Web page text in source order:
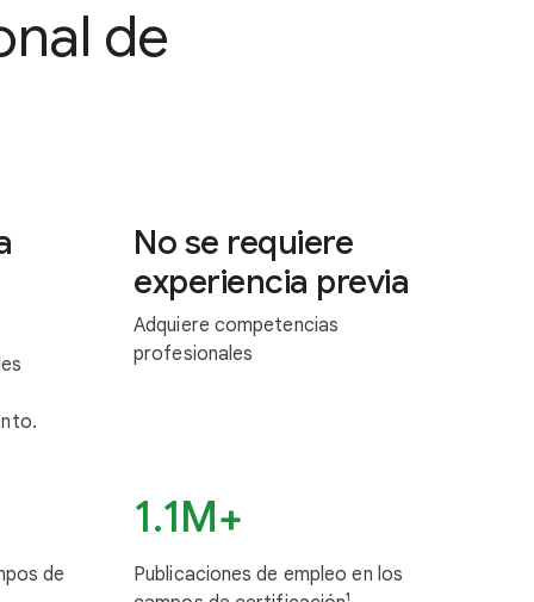
de
No se requiere
experiencia previa
Adquiere competencias
profesionales
de
1.1M+
Publicaciones de empleo en los